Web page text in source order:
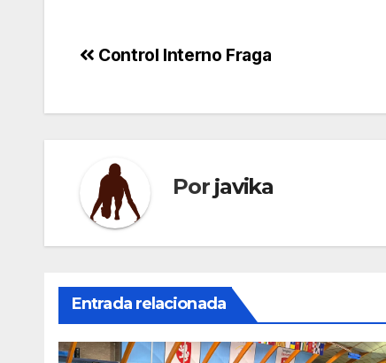
Navegación
Control Interno Fraga
Por javika
Entrada relacionada